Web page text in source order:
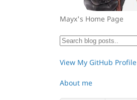
Mayx's Home Page
View My GitHub Profile
About me